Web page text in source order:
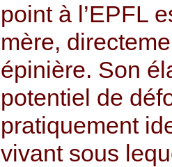
point à l’EPFL
mère,
épinière. Son
potentiel de
pratiquement
vivant sous